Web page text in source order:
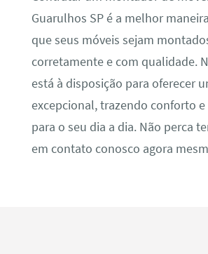
Guarulhos SP é a melhor
que seus móveis sejam
corretamente e com qualidade.
está à disposição para oferecer
excepcional, trazendo conforto
para o seu dia a dia. Não perca
em contato conosco agora